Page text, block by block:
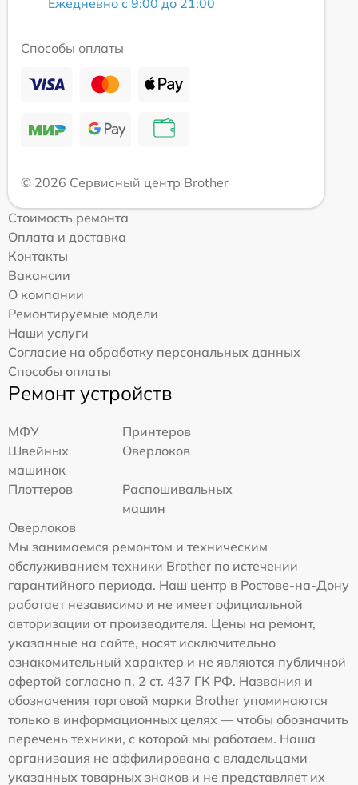
Способы оплаты
© 2026 Сервисный центр Brother
Стоимость ремонта
Оплата и доставка
Контакты
Вакансии
О компании
Ремонтируемые модели
Наши услуги
Согласие на обработку персональных данных
Способы оплаты
Ремонт устройств
МФУ
Принтеров
Швейных
машинок
Оверлоков
Плоттеров
Распошивальных
машин
Оверлоков
Мы занимаемся ремонтом и техническим
обслуживанием техники Brother по истечении
гарантийного периода. Наш центр в Ростове-на-Дону
работает независимо и не имеет официальной
авторизации от производителя. Цены на ремонт,
указанные на сайте, носят исключительно
ознакомительный характер и не являются публичной
офертой согласно п. 2 ст. 437 ГК РФ. Названия и
обозначения торговой марки Brother упоминаются
только в информационных целях — чтобы обозначить
перечень техники, с которой мы работаем. Наша
организация не аффилирована с владельцами
указанных товарных знаков и не представляет их